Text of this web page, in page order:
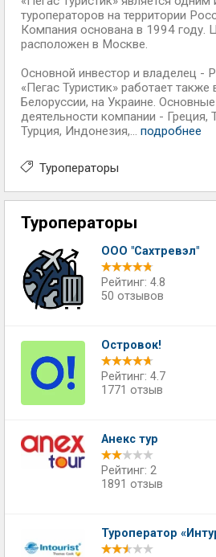
туроператоров на территории
Компания основана в 1994 году.
расположен в Москве.
Основной инвестор и владелец -
«Пегас Туристик» работает
Белоруссии, на Украине.
деятельности компании - Греция,
Турция, Индонезия,... подробнее
Туроператоры
Туроператоры
ООО "Сахтревэл"
Рейтинг: 4.8
50 отзывов
Островок!
Рейтинг: 4.7
1771 отзыв
Анекс тур
Рейтинг: 2
1891 отзыв
Туроператор